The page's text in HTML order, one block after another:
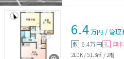
6.4万円 /管理
敷 6.4万円 礼 無
2LDK/51.3㎡ / 2階